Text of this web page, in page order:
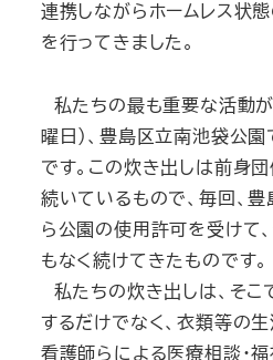
連携しながらホームレス状
を行ってきました。
私たちの最も重要な活動
曜日）、豊島区立南池袋公
です。この炊き出しは前身
続いているもので、毎回、
ら公園の使用許可を受けて
もなく続けてきたものです。
私たちの炊き出しは、そ
するだけでなく、衣類等の
看護師らによる医療相談・